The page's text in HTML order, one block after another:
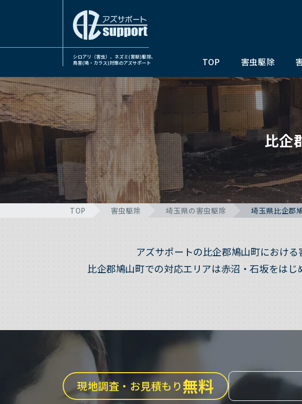
シロアリ（害虫）、ネズミ(害獣)駆除、
鳥害(鳩・カラス)対策のアズサポート
TOP 害虫駆除
比企
TOP 害虫駆除 埼玉県の害虫駆除 埼玉県比企郡
アズサポートの比企郡鳩山町におけ
比企郡鳩山町での対応エリアは赤沼・石坂をは
現地調査・お見積もり無料